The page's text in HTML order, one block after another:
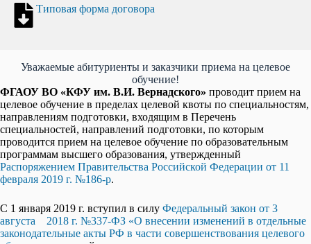
Типовая форма договора
Уважаемые абитуриенты и заказчики приема на целевое
обучение!
ФГАОУ ВО «КФУ им. В.И. Вернадского» проводит прием на
целевое обучение в пределах целевой квоты по специальностям,
направлениям подготовки, входящим в Перечень
специальностей, направлений подготовки, по которым
проводится прием на целевое обучение по образовательным
программам высшего образования, утвержденный
Распоряжением Правительства Российской Федерации от 11
февраля 2019 г. №186-р.
С 1 января 2019 г. вступил в силу Федеральный закон от 3
августа 2018 г. №337-ФЗ «О внесении изменений в отдельные
законодательные акты РФ в части совершенствования целевого